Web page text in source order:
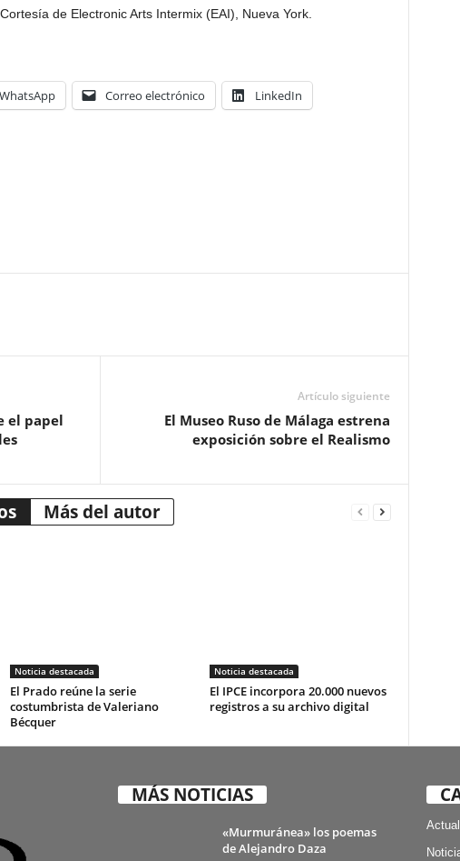
Cortesía de Electronic Arts Intermix (EAI), Nueva York.
WhatsApp Correo electrónico LinkedIn
el papel
Artículo siguiente
El Museo Ruso de Málaga estrena
exposición sobre el Realismo
Más del autor
Noticia destacada
El Prado reúne la serie
costumbrista de Valeriano
Bécquer
Noticia destacada
El IPCE incorpora 20.000 nuevos
registros a su archivo digital
MÁS NOTICIAS
«Murmuránea» los poemas
de Alejandro Daza